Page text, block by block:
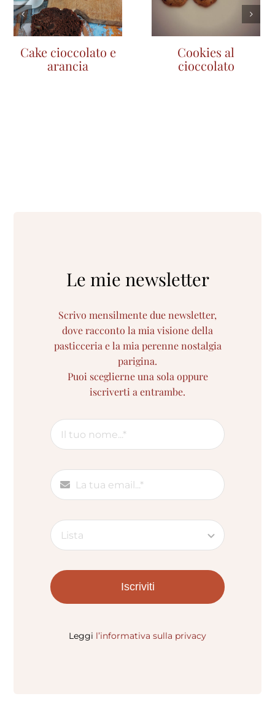
Cake cioccolato e
arancia
Cookies al
cioccolato
Le mie newsletter
Scrivo mensilmente due newsletter,
dove racconto la mia visione della
pasticceria e la mia perenne nostalgia
parigina.
Puoi sceglierne una sola oppure
iscriverti a entrambe.
Iscriviti
Leggi l’informativa sulla privacy